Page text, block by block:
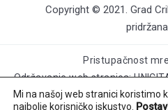
Copyright © 2021. Grad
Pristupačnost
Održavanje web stranica:
Mi na našoj web stranici koristimo
najbolje korisničko iskustvo.